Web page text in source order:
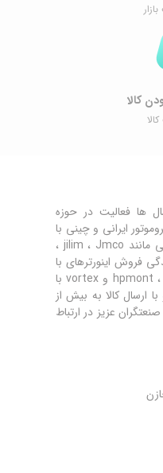
کالا
ها فعالیت در حوزه
ایرانی و چینی با
کیفیت و قیمت مناسب ( برندهایی مانند jilim ، Jmco ،
فروش اینورترهای با
کیفیت ( برندهایی مانند hpmont ، pentax و vortex با
ارسال کالا به بیش از
صنعتگران عزیز در ارتباط